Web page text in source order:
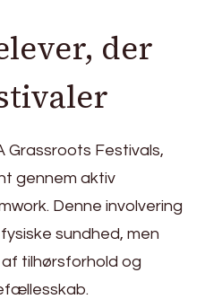
der
Grassroots Festivals,
gennem aktiv
Denne involvering
sundhed, men
tilhørsforhold og